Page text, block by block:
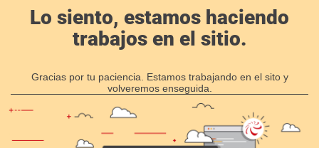
Lo siento, estamos haciendo
trabajos en el sitio.
Gracias por tu paciencia. Estamos trabajando en el sito y
volveremos enseguida.